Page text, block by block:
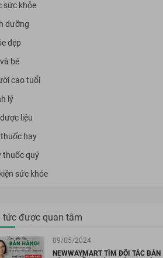
sức khỏe
dưỡng
đẹp
bé
cao tuổi
lý
liệu
hay
thuốc quý
sức khỏe
tức được quan tâm
09/05/2024
NEWWAYMART TÌM ĐỐI TÁC BÁN